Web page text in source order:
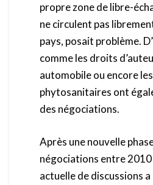
propre zone de libre-
ne circulent pas
pays, posait problème.
comme les droits
automobile ou encore
phytosanitaires ont
des négociations.
Après une nouvelle
négociations entre
actuelle de discussions